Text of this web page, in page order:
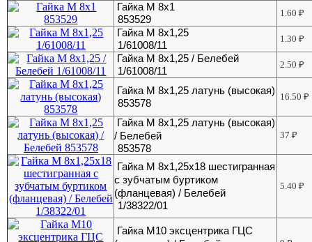
Гайка М 8х1
853529
1.60₽
Гайка М 8х1,25
1/61008/11
1.30₽
Гайка М 8х1,25 / Белебей
1/61008/11
2.50₽
Гайка М 8х1,25 латунь (высокая)
853578
16.50₽
Гайка М 8х1,25 латунь (высокая)
/ Белебей
853578
37₽
Гайка М 8х1,25х18 шестигранная
с зубчатым буртиком
(фланцевая) / Белебей
1/38322/01
5.40₽
Гайка М10 эксцентрика ГЦС